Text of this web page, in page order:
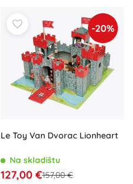
-20%
Le Toy Van Dvorac Lionheart
Na skladištu
127,00 €157,00 €